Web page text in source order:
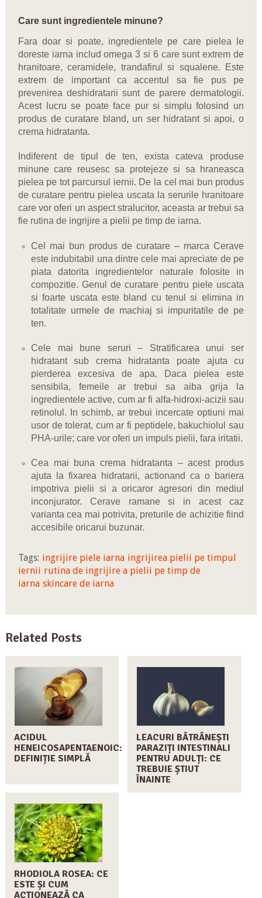
Care sunt ingredientele minune?
Fara doar si poate, ingredientele pe care pielea le
doreste iarna includ omega 3 si 6 care sunt extrem de
hranitoare, ceramidele, trandafirul si squalene. Este
extrem de important ca accentul sa fie pus pe
prevenirea deshidratarii sunt de parere dermatologii.
Acest lucru se poate face pur si simplu folosind un
produs de curatare bland, un ser hidratant si apoi, o
crema hidratanta.
Indiferent de tipul de ten, exista cateva produse
minune care reusesc sa protejeze si sa hraneasca
pielea pe tot parcursul iernii. De la cel mai bun produs
de curatare pentru pielea uscata la serurile hranitoare
care vor oferi un aspect stralucitor, aceasta ar trebui sa
fie rutina de ingrijire a pielii pe timp de iarna.
Cel mai bun produs de curatare – marca Cerave
este indubitabil una dintre cele mai apreciate de pe
piata datorita ingredientelor naturale folosite in
compozitie. Genul de curatare pentru piele uscata
si foarte uscata este bland cu tenul si elimina in
totalitate urmele de machiaj si impuritatile de pe
ten.
Cele mai bune seruri – Stratificarea unui ser
hidratant sub crema hidratanta poate ajuta cu
pierderea excesiva de apa. Daca pielea este
sensibila, femeile ar trebui sa aiba grija la
ingredientele active, cum ar fi alfa-hidroxi-acizii sau
retinolul. In schimb, ar trebui incercate optiuni mai
usor de tolerat, cum ar fi peptidele, bakuchiolul sau
PHA-urile; care vor oferi un impuls pielii, fara iritatii.
Cea mai buna crema hidratanta – acest produs
ajuta la fixarea hidratarii, actionand ca o bariera
impotriva pielii si a oricaror agresori din mediul
inconjurator. Cerave ramane si in acest caz
varianta cea mai potrivita, preturile de achizitie fiind
accesibile oricarui buzunar.
Tags: ingrijire piele iarna ingrijirea pielii pe timpul
iernii rutina de ingrijire a pielii pe timp de
iarna skincare de iarna
Related Posts
ACIDUL
HENEICOSAPENTAENOIC:
DEFINIȚIE SIMPLĂ
LEACURI BĂTRÂNEȘTI
PARAZIȚI INTESTINALI
PENTRU ADULȚI: CE
TREBUIE ȘTIUT
ÎNAINTE
RHODIOLA ROSEA: CE
ESTE ȘI CUM
ACȚIONEAZĂ CA